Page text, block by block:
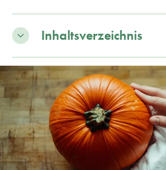
Inhaltsverzeichnis